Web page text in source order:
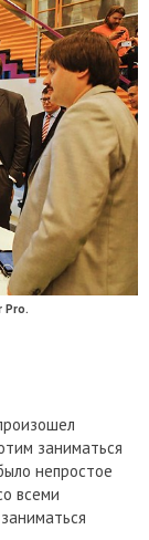
Pro.
заниматься
непростое
всеми